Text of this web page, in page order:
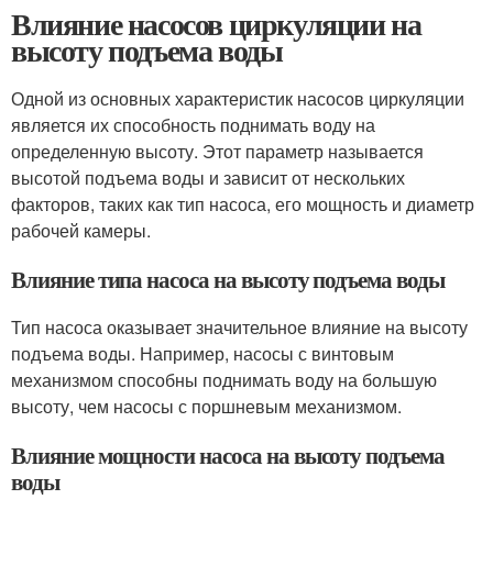
Влияние насосов циркуляции на
высоту подъема воды
Одной из основных характеристик насосов циркуляции
является их способность поднимать воду на
определенную высоту. Этот параметр называется
высотой подъема воды и зависит от нескольких
факторов, таких как тип насоса, его мощность и диаметр
рабочей камеры.
Влияние типа насоса на высоту подъема воды
Тип насоса оказывает значительное влияние на высоту
подъема воды. Например, насосы с винтовым
механизмом способны поднимать воду на большую
высоту, чем насосы с поршневым механизмом.
Влияние мощности насоса на высоту подъема
воды